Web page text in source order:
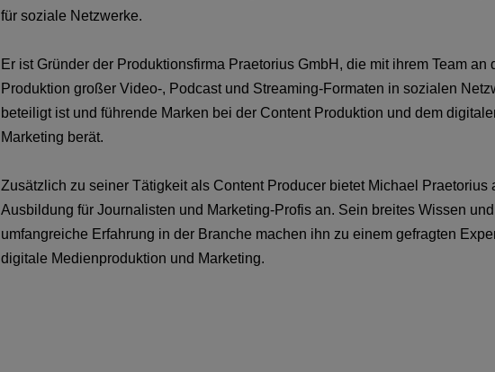
für soziale Netzwerke.
Er ist Gründer der Produktionsfirma Praetorius GmbH, die mit ihrem Team an
Produktion großer Video-, Podcast und Streaming-Formaten in sozialen
beteiligt ist und führende Marken bei der Content Produktion und dem
Marketing berät.
Zusätzlich zu seiner Tätigkeit als Content Producer bietet Michael Praetorius
Ausbildung für Journalisten und Marketing-Profis an. Sein breites Wissen
umfangreiche Erfahrung in der Branche machen ihn zu einem gefragten
digitale Medienproduktion und Marketing.